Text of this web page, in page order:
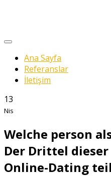
Ana Sayfa
Referanslar
İletişim
13
Nis
Welche person
Der Drittel
Online-Dating